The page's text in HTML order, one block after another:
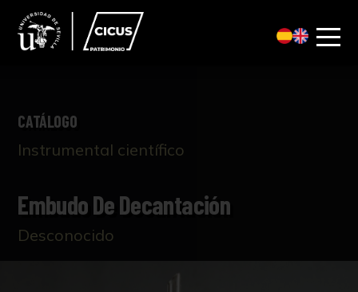
CATÁLOGO
Instrumental científico
Embudo De Decantación
Desconocido